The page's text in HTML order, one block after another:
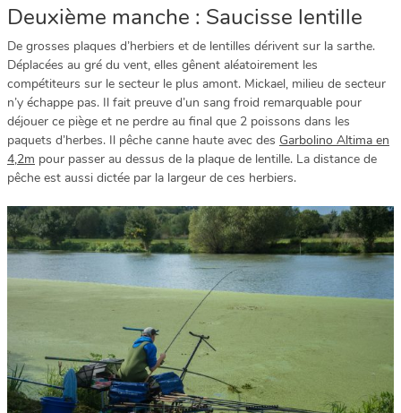
Deuxième manche : Saucisse lentille
De grosses plaques d’herbiers et de lentilles dérivent sur la sarthe.
Déplacées au gré du vent, elles gênent aléatoirement les
compétiteurs sur le secteur le plus amont. Mickael, milieu de secteur
n’y échappe pas. Il fait preuve d’un sang froid remarquable pour
déjouer ce piège et ne perdre au final que 2 poissons dans les
paquets d’herbes. Il pêche canne haute avec des Garbolino Altima en
4,2m pour passer au dessus de la plaque de lentille. La distance de
pêche est aussi dictée par la largeur de ces herbiers.